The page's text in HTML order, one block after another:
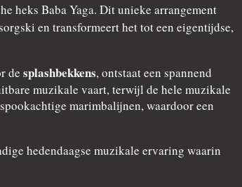
heks Baba Yaga. Dit unieke arrangement
en transformeert het tot een eigentijdse,
de splashbekkens, ontstaat een spannend
muzikale vaart, terwijl de hele muzikale
marimbalijnen, waardoor een
hedendaagse muzikale ervaring waarin